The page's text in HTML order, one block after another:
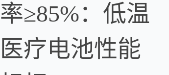
率≥85%：低温
医疗电池性能